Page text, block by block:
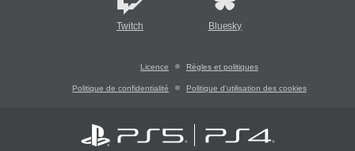
Twitch Bluesky
Licence Règles et politiques
Politique de confidentialité Politique d'utilisation des cookies